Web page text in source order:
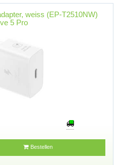
weiss (EP-T2510NW)
5 Pro
Bestellen